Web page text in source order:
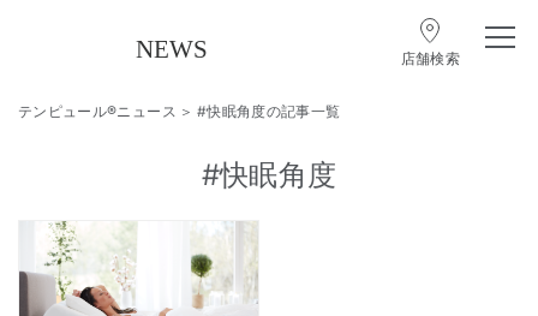
店舗検索
テンピュール®ニュース #快眠角度の記事一覧
#快眠角度